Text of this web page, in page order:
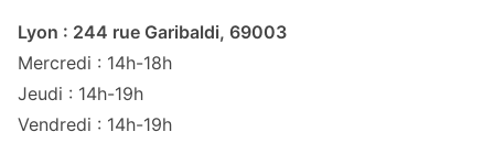
Lyon : 244 rue Garibaldi, 69003
Mercredi : 14h-18h
Jeudi : 14h-19h
Vendredi : 14h-19h